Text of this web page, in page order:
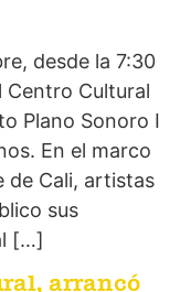
desde la 7:30
Centro Cultural
Plano Sonoro I
En el marco
de Cali, artistas
sus
[…]
arrancó